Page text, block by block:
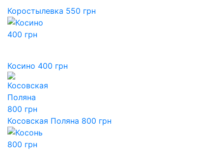
Коростылевка 550 грн
Косино 400 грн
Косовская Поляна 800 грн